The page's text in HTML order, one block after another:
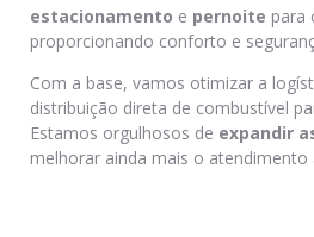
estacionamento e pernoite para
proporcionando conforto e
Com a base, vamos otimizar a
distribuição direta de combustível
Estamos orgulhosos de expandir
melhorar ainda mais o atendimento